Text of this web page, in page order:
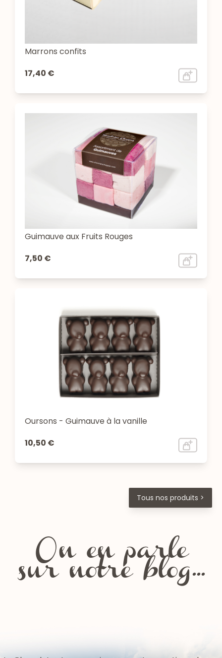
Marrons confits
17,40 €
Guimauve aux Fruits Rouges
7,50 €
Oursons - Guimauve à la vanille
10,50 €
Tous nos produits >
On en parle
sur notre blog...
Les fêtes de la Chartreuse